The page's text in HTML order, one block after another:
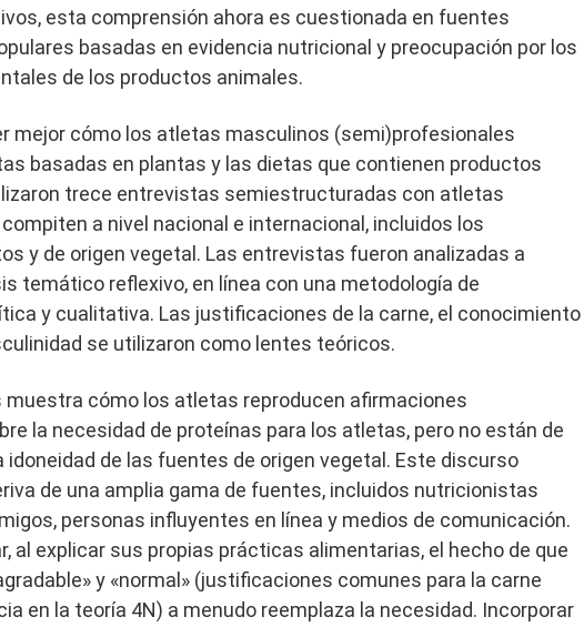
esta comprensión ahora es cuestionada en fuentes
basadas en evidencia nutricional y preocupación por los
de los productos animales.
mejor cómo los atletas masculinos (semi)profesionales
basadas en plantas y las dietas que contienen productos
trece entrevistas semiestructuradas con atletas
a nivel nacional e internacional, incluidos los
y de origen vegetal. Las entrevistas fueron analizadas a
temático reflexivo, en línea con una metodología de
y cualitativa. Las justificaciones de la carne, el conocimiento
se utilizaron como lentes teóricos.
muestra cómo los atletas reproducen afirmaciones
la necesidad de proteínas para los atletas, pero no están de
idoneidad de las fuentes de origen vegetal. Este discurso
de una amplia gama de fuentes, incluidos nutricionistas
personas influyentes en línea y medios de comunicación.
al explicar sus propias prácticas alimentarias, el hecho de que
y «normal» (justificaciones comunes para la carne
en la teoría 4N) a menudo reemplaza la necesidad. Incorporar